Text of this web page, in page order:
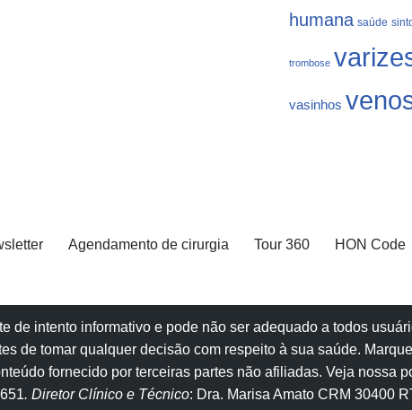
humana saúde
trombose
vasinhos
Agendamento de cirurgia Tour 360 HON Code
de intento informativo e pode não ser adequado a todos
de tomar qualquer decisão com respeito à sua saúde.
fornecido por terceiras partes não afiliadas. Veja nossa
. Diretor Clínico e Técnico: Dra. Marisa Amato CRM 30400